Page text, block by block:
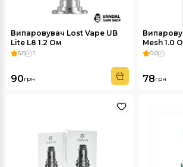
Випаровувач Lost Vape UB
Lite L8 1.2 Ом
5.0 1
90грн
Mesh 1.0
0.0
78грн